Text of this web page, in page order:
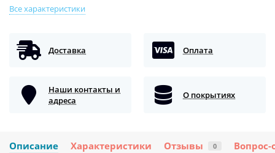
Все характеристики
Доставка Оплата
Наши контакты и
адреса
О покрытиях
Описание Характеристики Отзывы 0 Вопрос-